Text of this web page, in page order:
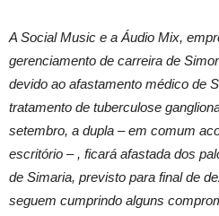
A Social Music e a Áudio Mix,
gerenciamento de carreira de
devido ao afastamento médico de
tratamento de tuberculose
setembro, a dupla – em comum
escritório – , ficará afastada dos
de Simaria, previsto para final de
seguem cumprindo alguns